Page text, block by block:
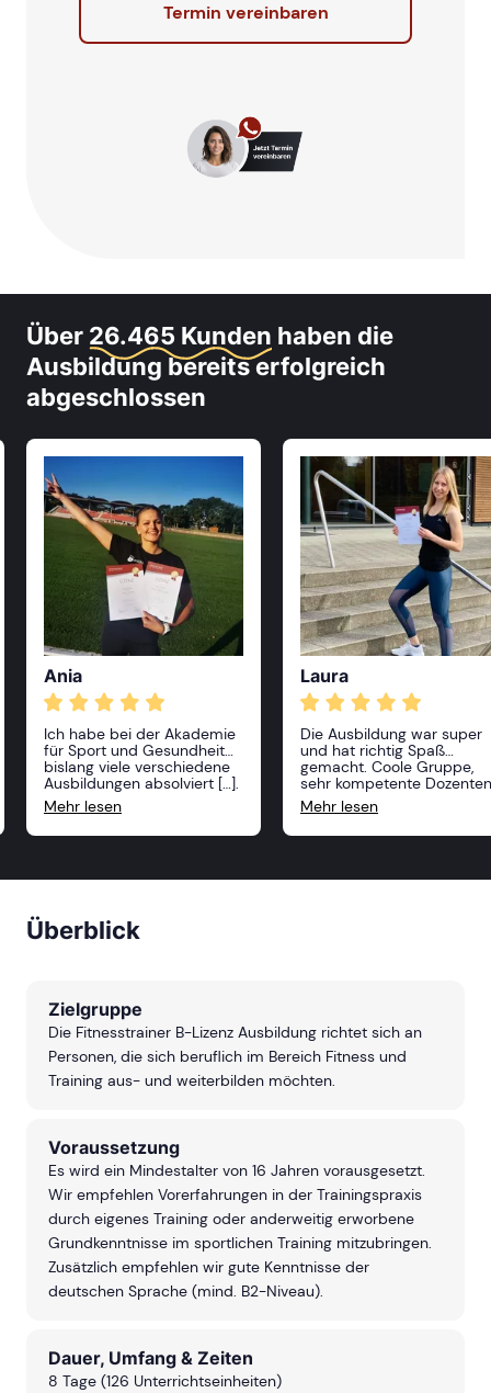
Termin vereinbaren
Über 26.465 Kunden haben die
Ausbildung bereits erfolgreich
abgeschlossen
Ania
Ich habe bei der Akademie
für Sport und Gesundheit
bislang viele verschiedene
Ausbildungen absolviert […].
Alle Kurse waren sehr
anspruchsvoll und
professionell, die Dozenten
kann die Akademie nur
Jahr weitere Kurse zu
Mehr lesen
Laura
Die Ausbildung war super
und hat richtig Spaß
gemacht. Coole Gruppe,
sehr kompetente Dozenten
und absolut praxisnah. Ich
freue mich schon auf
nächste Ausbildung bei
Mehr lesen
Überblick
Zielgruppe
Die Fitnesstrainer B-Lizenz Ausbildung richtet sich an
Personen, die sich beruflich im Bereich Fitness und
Training aus- und weiterbilden möchten.
Voraussetzung
Es wird ein Mindestalter von 16 Jahren vorausgesetzt.
Wir empfehlen Vorerfahrungen in der Trainingspraxis
durch eigenes Training oder anderweitig erworbene
Grundkenntnisse im sportlichen Training mitzubringen.
Zusätzlich empfehlen wir gute Kenntnisse der
deutschen Sprache (mind. B2-Niveau).
Dauer, Umfang & Zeiten
8 Tage (126 Unterrichtseinheiten)